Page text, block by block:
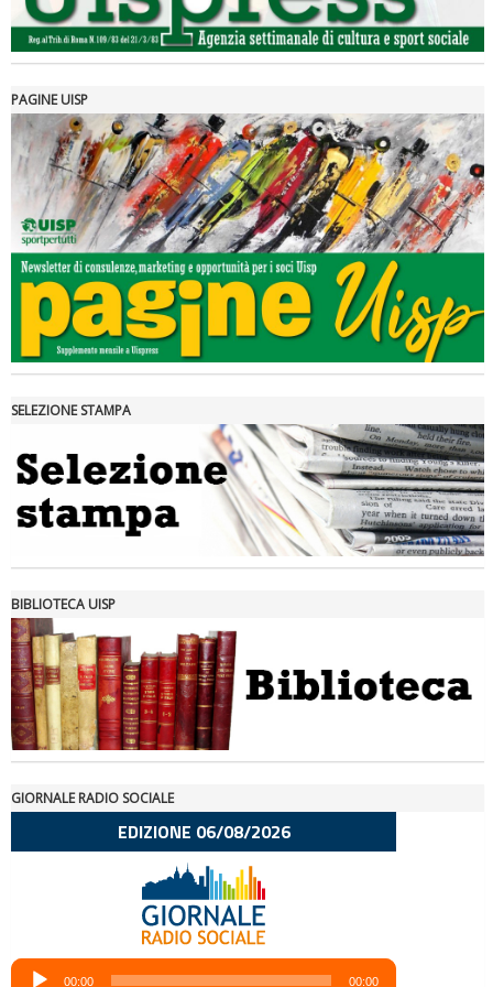
Tiziano Pesce a Radio InBlu2000 traccia il bilancio della stagione
Ddl Lobby, Uisp: “Il Parlamento valorizzi le nostre specificità"
La formazione Uisp rallenta ma prosegue anche in estate
PAGINE UISP
SELEZIONE STAMPA
BIBLIOTECA UISP
GIORNALE RADIO SOCIALE